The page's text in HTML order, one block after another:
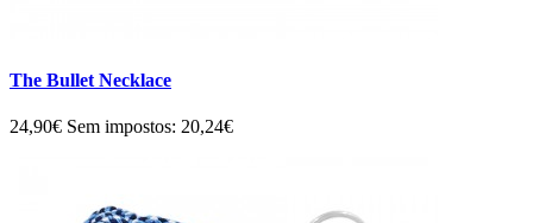
The Bullet Necklace
24,90€ Sem impostos: 20,24€